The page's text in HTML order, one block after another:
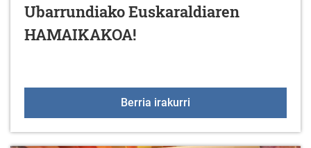
Ubarrundiako Euskaraldiaren
HAMAIKAKOA!
Berria irakurri